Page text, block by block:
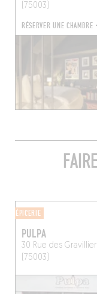
(75003)
RÉSERVER UNE CHAMBRE
ÉPICERIE
PULPA
30 Rue des
(75003)